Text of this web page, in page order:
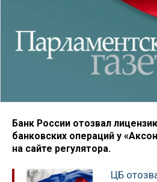
Банк России отозвал
банковских операций у
на сайте регулятора.
ЦБ